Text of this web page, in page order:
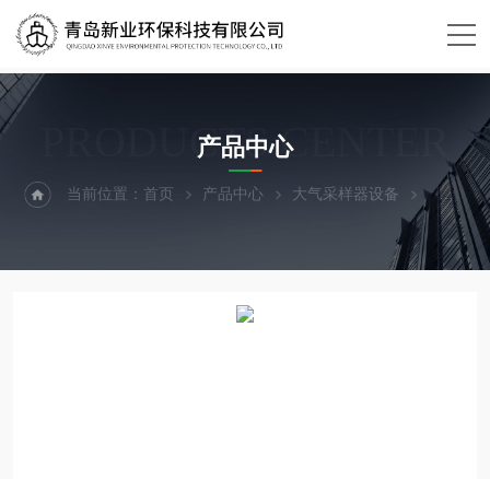
PRODUCTS CENTER
产品中心
当前位置：首页 产品中心 大气采样器设备 采样器